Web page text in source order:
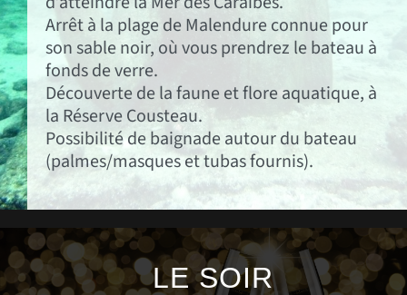
Arrêt à la plage de Malendure connue pour
son sable noir, où vous prendrez le bateau à
fonds de verre.
Découverte de la faune et flore aquatique, à
la Réserve Cousteau.
Possibilité de baignade autour du bateau
(palmes/masques et tubas fournis).
LE SOIR